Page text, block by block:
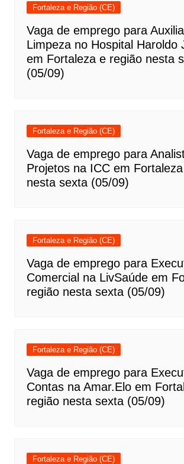
Fortaleza e Região (CE)
Vaga de emprego para
Limpeza no Hospital Haroldo
em Fortaleza e região nesta
(05/09)
Fortaleza e Região (CE)
Vaga de emprego para
Projetos na ICC em
nesta sexta (05/09)
Fortaleza e Região (CE)
Vaga de emprego para
Comercial na LivSaúde em
região nesta sexta (05/09)
Fortaleza e Região (CE)
Vaga de emprego para
Contas na Amar.Elo em
região nesta sexta (05/09)
Fortaleza e Região (CE)